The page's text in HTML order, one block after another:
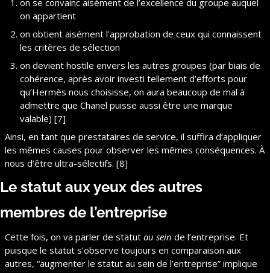
on se convainc aisément de l’excellence du groupe auquel
on appartient
on obtient aisément l’approbation de ceux qui connaissent
les critères de sélection
on devient hostile envers les autres groupes (par biais de
cohérence, après avoir investi tellement d’efforts pour
qu’Hermès nous choisisse, on aura beaucoup de mal à
admettre que Chanel puisse aussi être une marque
valable) [7]
Ainsi, en tant que prestataires de service, il suffira d’appliquer
les mêmes causes pour observer les mêmes conséquences. À
nous d’être ultra-sélectifs. [8]
Le statut aux yeux des autres
membres de l’entreprise
Cette fois, on va parler de statut au sein de l’entreprise. Et
puisque le statut s’observe toujours en comparaison aux
autres, “augmenter le statut au sein de l’entreprise” implique